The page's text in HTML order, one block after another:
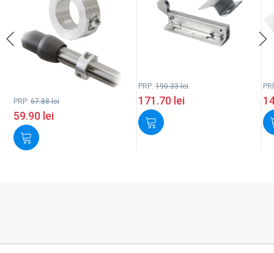
PRP: 67.88lei
59.90 lei
PRP: 190.33lei
171.70 lei